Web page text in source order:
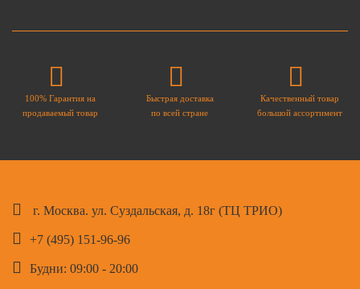
100% Гарантия на
продаваемый товар
Быстрая доставка
по всей стране
Качественный товар
большой ассортимент
г. Москва. ул. Суздальская, д. 18г (ТЦ ТРИО)
+7 (495) 151-96-96
Будни: 09:00 - 20:00